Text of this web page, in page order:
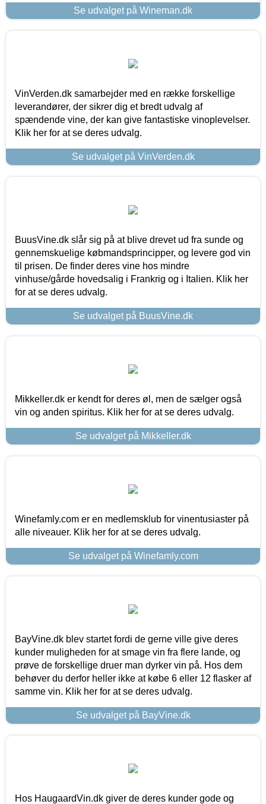
Se udvalget på Wineman.dk
VinVerden.dk samarbejder med en række forskellige
leverandører, der sikrer dig et bredt udvalg af
spændende vine, der kan give fantastiske vinoplevelser.
Klik her for at se deres udvalg.
Se udvalget på VinVerden.dk
BuusVine.dk slår sig på at blive drevet ud fra sunde og
gennemskuelige købmandsprincipper, og levere god vin
til prisen. De finder deres vine hos mindre
vinhuse/gårde hovedsalig i Frankrig og i Italien. Klik her
for at se deres udvalg.
Se udvalget på BuusVine.dk
Mikkeller.dk er kendt for deres øl, men de sælger også
vin og anden spiritus. Klik her for at se deres udvalg.
Se udvalget på Mikkeller.dk
Winefamly.com er en medlemsklub for vinentusiaster på
alle niveauer. Klik her for at se deres udvalg.
Se udvalget på Winefamly.com
BayVine.dk blev startet fordi de gerne ville give deres
kunder muligheden for at smage vin fra flere lande, og
prøve de forskellige druer man dyrker vin på. Hos dem
behøver du derfor heller ikke at købe 6 eller 12 flasker af
samme vin. Klik her for at se deres udvalg.
Se udvalget på BayVine.dk
Hos HaugaardVin.dk giver de deres kunder gode og